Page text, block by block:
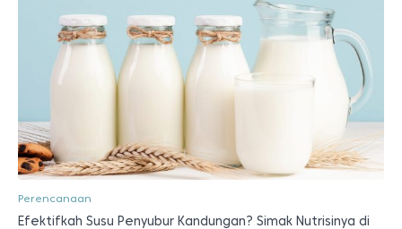
Perencanaan
Efektifkah Susu Penyubur Kandungan? Simak Nutrisinya di